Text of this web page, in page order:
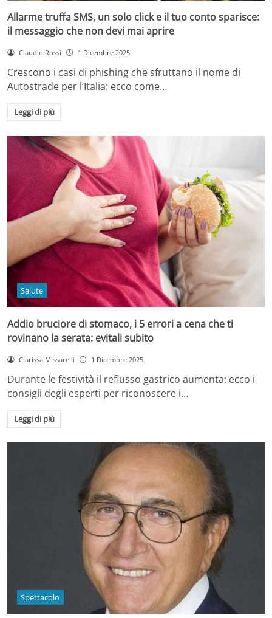
Allarme truffa SMS, un solo click e il tuo conto sparisce:
il messaggio che non devi mai aprire
Claudio Rossi 1 Dicembre 2025
Crescono i casi di phishing che sfruttano il nome di
Autostrade per l’Italia: ecco come…
Leggi di più
Salute
Addio bruciore di stomaco, i 5 errori a cena che ti
rovinano la serata: evitali subito
Clarissa Missarelli 1 Dicembre 2025
Durante le festività il reflusso gastrico aumenta: ecco i
consigli degli esperti per riconoscere i…
Leggi di più
Spettacolo